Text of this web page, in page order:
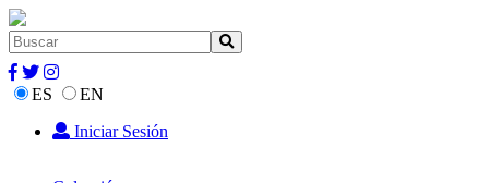
ES
EN
Iniciar Sesión